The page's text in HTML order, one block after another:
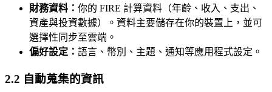
財務資料： 你的 FIRE 計算資料（年齡、收入、支出、
資產與投資數據）。資料主要儲存在你的裝置上，並可
選擇性同步至雲端。
偏好設定： 語言、幣別、主題、通知等應用程式設定。
2.2 自動蒐集的資訊